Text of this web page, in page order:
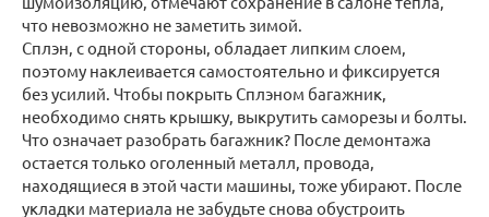
что невозможно не заметить зимой.
Сплэн, с одной стороны, обладает липким слоем,
поэтому наклеивается самостоятельно и фиксируется
без усилий. Чтобы покрыть Сплэном багажник,
необходимо снять крышку, выкрутить саморезы и болты.
Что означает разобрать багажник? После демонтажа
остается только оголенный металл, провода,
находящиеся в этой части машины, тоже убирают. После
укладки материала не забудьте снова обустроить